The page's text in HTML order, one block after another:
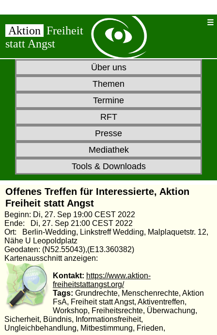
Aktion Freiheit
statt Angst
Über uns
Themen
Termine
RFT
Presse
Mediathek
Tools & Downloads
Offenes Treffen für Interessierte, Aktion
Freiheit statt Angst
Beginn: Di, 27. Sep 19:00 CEST 2022
Ende: Di, 27. Sep 21:00 CEST 2022
Ort: Berlin-Wedding, Linkstreff Wedding, Malplaquetstr. 12,
Nähe U Leopoldplatz
Geodaten: (N52.55043),(E13.360382)
Kartenausschnitt anzeigen:
Kontakt: https://www.aktion-
freiheitstattangst.org/
Tags: Grundrechte, Menschenrechte, Aktion
FsA, Freiheit statt Angst, Aktiventreffen,
Workshop, Freiheitsrechte, Überwachung,
Sicherheit, Bündnis, Informationsfreiheit,
Ungleichbehandlung, Mitbestimmung, Frieden,